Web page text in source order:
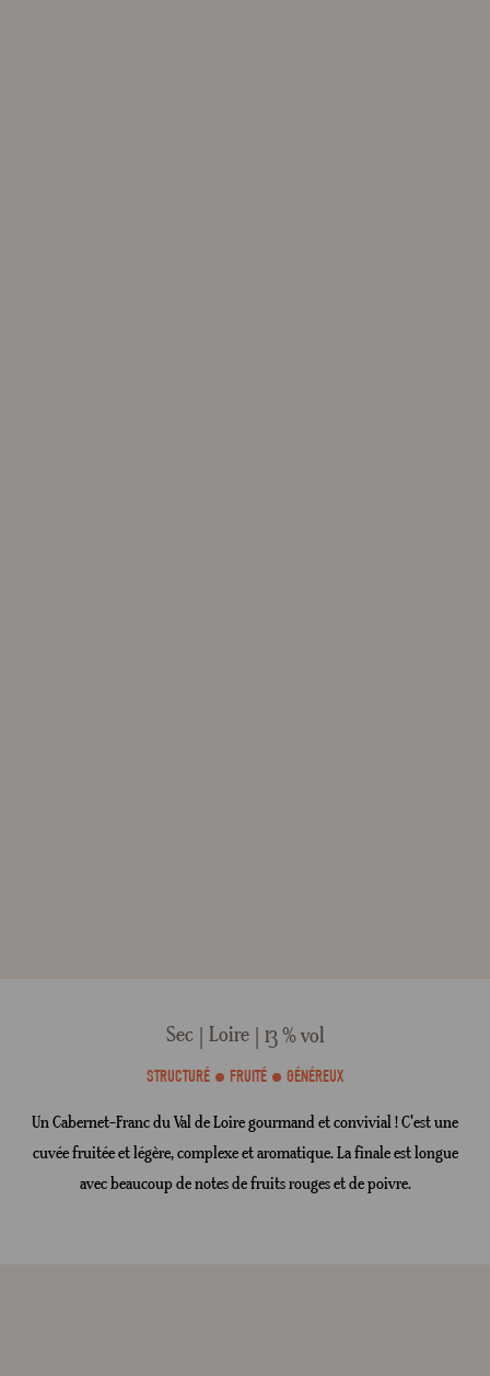
Sec Loire 13 % vol
STRUCTURÉ FRUITÉ GÉNÉREUX
Un Cabernet-Franc du Val de Loire gourmand et convivial ! C'est une
cuvée fruitée et légère, complexe et aromatique. La finale est longue
avec beaucoup de notes de fruits rouges et de poivre.